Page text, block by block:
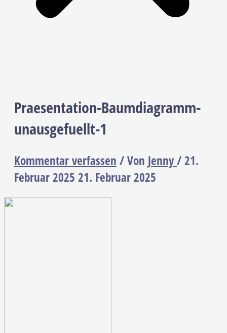
Praesentation-Baumdiagramm-
unausgefuellt-1
Kommentar verfassen / Von Jenny/21.
Februar 2025 21. Februar 2025